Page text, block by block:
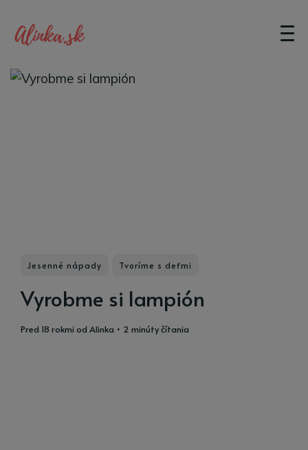
Jesenné nápady Tvoríme s deťmi
Vyrobme si lampión
pred 18 rokmi od Alinka • 2 minúty čítania